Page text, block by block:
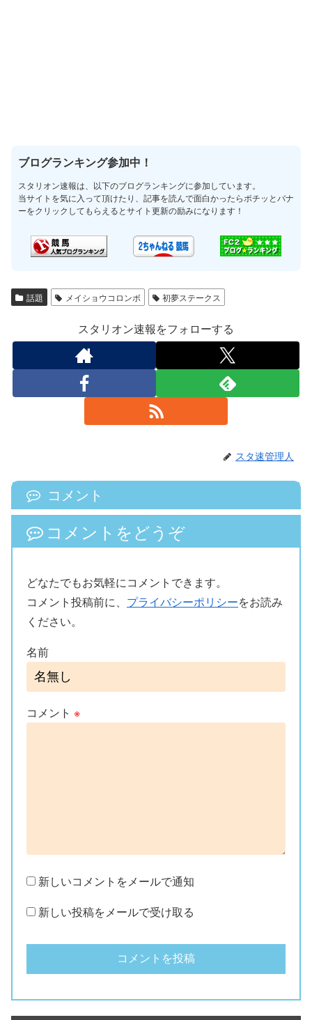
ブログランキング参加中！
スタリオン速報は、以下のブログランキングに参加しています。
当サイトを気に入って頂けたり、記事を読んで面白かったらポチッとバナ
ーをクリックしてもらえるとサイト更新の励みになります！
話題 メイショウコロンボ 初夢ステークス
スタリオン速報をフォローする
スタ速管理人
コメント
コメントをどうぞ
どなたでもお気軽にコメントできます。
コメント投稿前に、 プライバシーポリシーをお読み
ください。
名前
コメント ※
新しいコメントをメールで通知
新しい投稿をメールで受け取る